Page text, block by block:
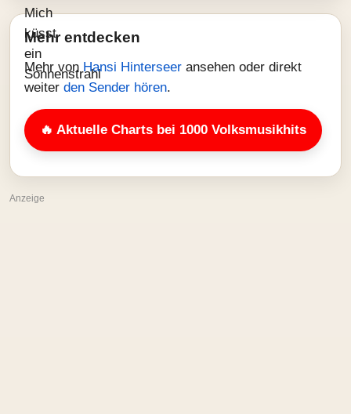
Mehr entdecken
Mehr von Hansi Hinterseer ansehen oder direkt
weiter den Sender hören.
🔥 Aktuelle Charts bei 1000 Volksmusikhits
Anzeige